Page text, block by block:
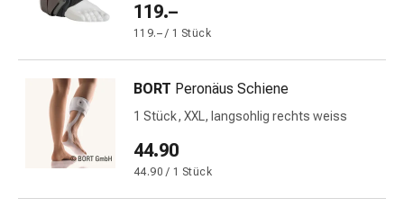
Fingerverbände
Fixationspflaster
Gazen
Kompressionsbinden
Pflasterbinden,
Tapes
&
119.–
119.– / 1 Stück
BORT Peronäus Schiene
1 Stück, XXL, langsohlig rechts weiss
44.90
44.90 / 1 Stück